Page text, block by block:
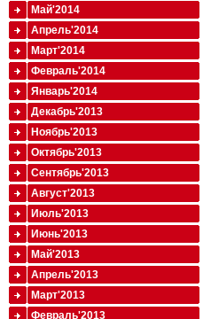
Май'2014
Апрель'2014
Март'2014
Февраль'2014
Январь'2014
Декабрь'2013
Ноябрь'2013
Октябрь'2013
Сентябрь'2013
Август'2013
Июль'2013
Июнь'2013
Май'2013
Апрель'2013
Март'2013
Февраль'2013